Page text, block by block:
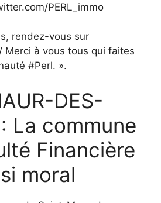
PERL_immo
rendez-vous sur
à vous tous qui faites
#Perl. ».
DES-
La commune
Financière
moral